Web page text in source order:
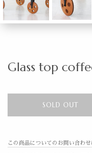
Glass top
SOLD OUT
この商品についてのお問い合わせ